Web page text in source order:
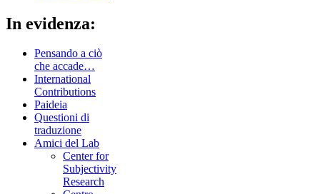
In evidenza:
Pensando a ciò
che accade…
International
Contributions
Paideia
Questioni di
traduzione
Amici del Lab
Center for
Subjectivity
Research